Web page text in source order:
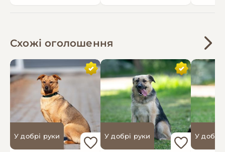
Схожі оголошення
У добрі руки У добрі руки У добрі